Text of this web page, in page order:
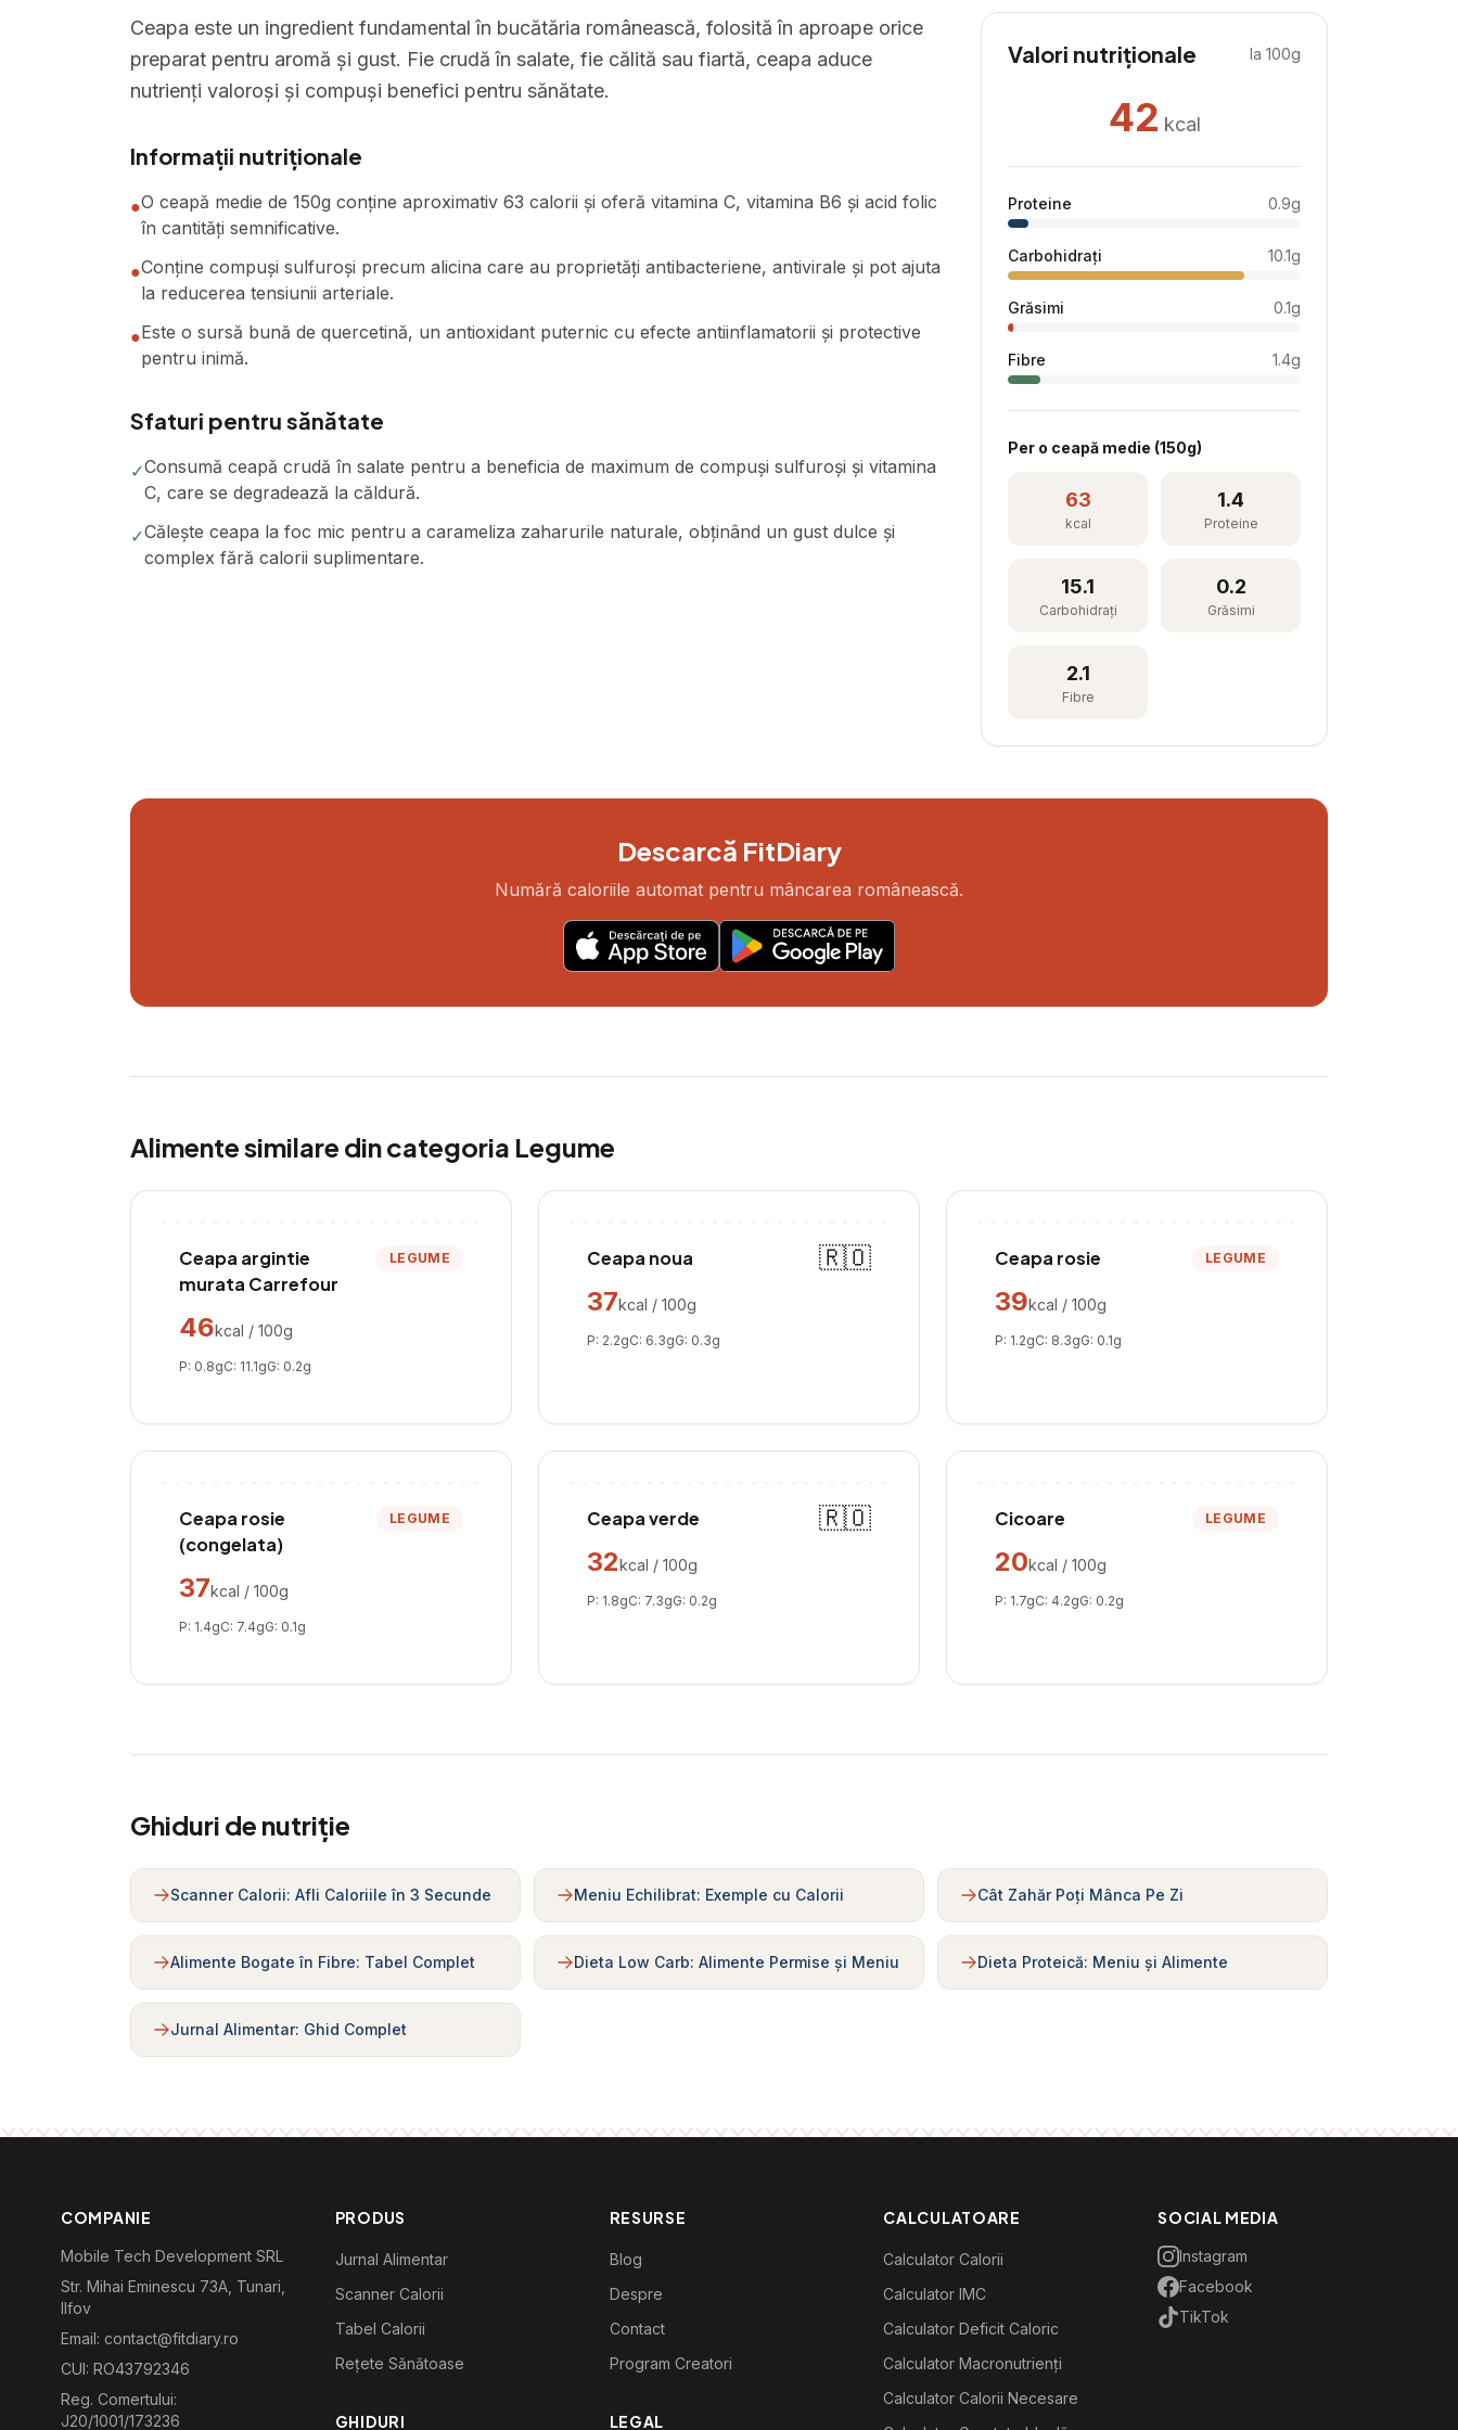
Ceapa este un ingredient fundamental în bucătăria românească, folosită în aproape orice
preparat pentru aromă și gust. Fie crudă în salate, fie călită sau fiartă, ceapa aduce
nutrienți valoroși și compuși benefici pentru sănătate.
Informații nutriționale
●O ceapă medie de 150g conține aproximativ 63 calorii și oferă vitamina C, vitamina B6 și acid folic
în cantități semnificative.
●Conține compuși sulfuroși precum alicina care au proprietăți antibacteriene, antivirale și pot ajuta
la reducerea tensiunii arteriale.
●Este o sursă bună de quercetină, un antioxidant puternic cu efecte antiinflamatorii și protective
pentru inimă.
Sfaturi pentru sănătate
✓Consumă ceapă crudă în salate pentru a beneficia de maximum de compuși sulfuroși și vitamina
C, care se degradează la căldură.
✓Călește ceapa la foc mic pentru a carameliza zaharurile naturale, obținând un gust dulce și
complex fără calorii suplimentare.
Valori nutriționale la 100g
42 kcal
Proteine 0.9g
Carbohidrați 10.1g
Grăsimi 0.1g
Fibre 1.4g
Per o ceapă medie (150g)
63
kcal
1.4
Proteine
15.1
Carbohidrați
0.2
Grăsimi
2.1
Fibre
Descarcă FitDiary
Numără caloriile automat pentru mâncarea românească.
Alimente similare din categoria Legume
Ceapa argintie
murata Carrefour
LEGUME
46kcal / 100g
P: 0.8gC: 11.1gG: 0.2g
Ceapa noua
🇷🇴
37kcal / 100g
P: 2.2gC: 6.3gG: 0.3g
Ceapa rosie LEGUME
39kcal / 100g
P: 1.2gC: 8.3gG: 0.1g
Ceapa rosie
(congelata)
LEGUME
37kcal / 100g
P: 1.4gC: 7.4gG: 0.1g
Ceapa verde
🇷🇴
32kcal / 100g
P: 1.8gC: 7.3gG: 0.2g
Cicoare LEGUME
20kcal / 100g
P: 1.7gC: 4.2gG: 0.2g
Ghiduri de nutriție
Scanner Calorii: Afli Caloriile în 3 Secunde Meniu Echilibrat: Exemple cu Calorii Cât Zahăr Poți Mânca Pe Zi
Alimente Bogate în Fibre: Tabel Complet Dieta Low Carb: Alimente Permise și Meniu Dieta Proteică: Meniu și Alimente
Jurnal Alimentar: Ghid Complet
COMPANIE
Mobile Tech Development SRL
Str. Mihai Eminescu 73A, Tunari,
Ilfov
Email: contact@fitdiary.ro
CUI: RO43792346
Reg. Comertului:
J20/1001/173236
PRODUS
Jurnal Alimentar
Scanner Calorii
Tabel Calorii
Rețete Sănătoase
GHIDURI
RESURSE
Blog
Despre
Contact
Program Creatori
LEGAL
CALCULATOARE
Calculator Calorii
Calculator IMC
Calculator Deficit Caloric
Calculator Macronutrienți
Calculator Calorii Necesare
SOCIAL MEDIA
Instagram
Facebook
TikTok